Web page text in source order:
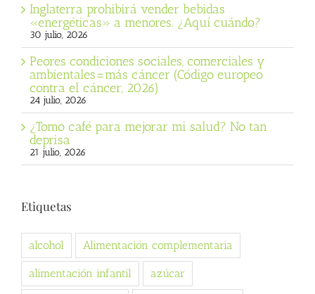
Inglaterra prohibirá vender bebidas
«energéticas» a menores. ¿Aquí cuándo?
30 julio, 2026
Peores condiciones sociales, comerciales y
ambientales=más cáncer (Código europeo
contra el cáncer, 2026)
24 julio, 2026
¿Tomo café para mejorar mi salud? No tan
deprisa
21 julio, 2026
Etiquetas
alcohol Alimentación complementaria
alimentación infantil azúcar